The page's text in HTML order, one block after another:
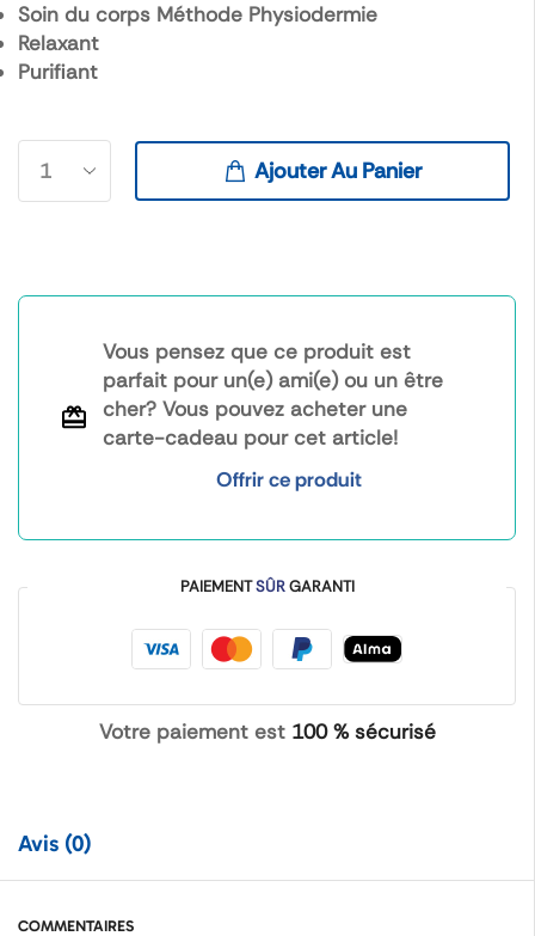
Soin du corps Méthode Physiodermie
Relaxant
Purifiant
Ajouter Au Panier
Vous pensez que ce produit est
parfait pour un(e) ami(e) ou un être
cher? Vous pouvez acheter une
carte-cadeau pour cet article!
Offrir ce produit
PAIEMENTSÛRGARANTI
Votre paiement est 100 % sécurisé
Avis (0)
COMMENTAIRES